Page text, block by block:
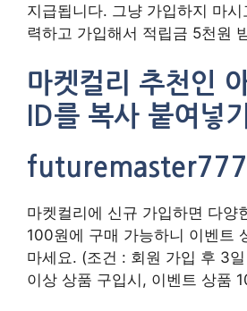
지급됩니다. 그냥 가입하지 마
력하고 가입해서 적립금 5천원
마켓컬리 추천인
ID를 복사 붙여넣
futuremaster777
마켓컬리에 신규 가입하면 다양
100원에 구매 가능하니 이벤트
마세요. (조건 : 회원 가입 후 3
이상 상품 구입시, 이벤트 상품